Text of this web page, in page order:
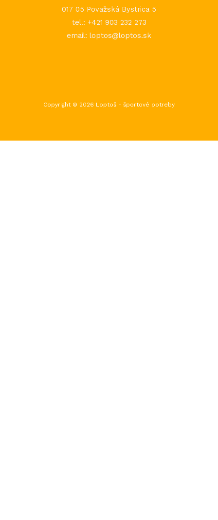
017 05 Považská Bystrica 5
tel.: +421 903 232 273
email: loptos@loptos.sk
Copyright © 2026 Loptoš - športové potreby